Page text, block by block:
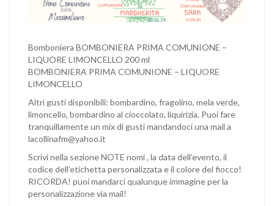
Bomboniera BOMBONIERA PRIMA COMUNIONE –
LIQUORE LIMONCELLO 200 ml
BOMBONIERA PRIMA COMUNIONE – LIQUORE
LIMONCELLO
Altri gusti disponibili: bombardino, fragolino, mela verde,
limoncello, bombardino al cioccolato, liquirizia. Puoi fare
tranquillamente un mix di gusti mandandoci una mail a
lacollinafm@yahoo.it
Scrivi nella sezione NOTE nomi , la data dell’evento, il
codice dell’etichetta personalizzata e il colore del fiocco!
RICORDA! puoi mandarci qualunque immagine per la
personalizzazione via mail!